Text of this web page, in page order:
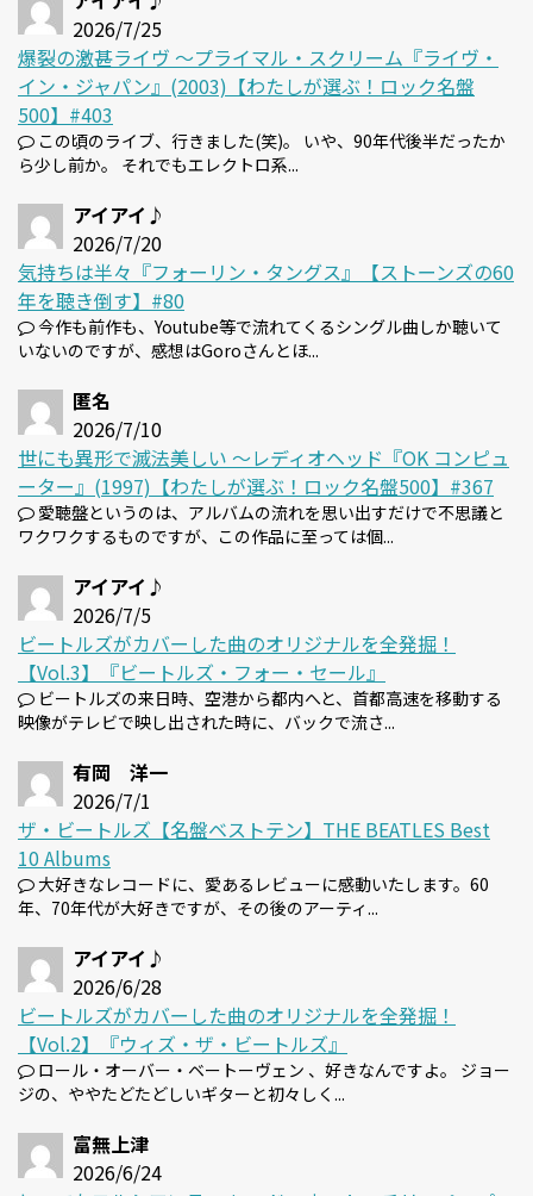
2026/7/25
爆裂の激甚ライヴ 〜プライマル・スクリーム『ライヴ・
イン・ジャパン』(2003)【わたしが選ぶ！ロック名盤
500】#403
この頃のライブ、行きました(笑)。 いや、90年代後半だったか
ら少し前か。 それでもエレクトロ系...
アイアイ♪
2026/7/20
気持ちは半々『フォーリン・タングス』【ストーンズの60
年を聴き倒す】#80
今作も前作も、Youtube等で流れてくるシングル曲しか聴いて
いないのですが、感想はGoroさんとほ...
匿名
2026/7/10
世にも異形で滅法美しい 〜レディオヘッド『OK コンピュ
ーター』(1997)【わたしが選ぶ！ロック名盤500】#367
愛聴盤というのは、アルバムの流れを思い出すだけで不思議と
ワクワクするものですが、この作品に至っては個...
アイアイ♪
2026/7/5
ビートルズがカバーした曲のオリジナルを全発掘！
【Vol.3】『ビートルズ・フォー・セール』
ビートルズの来日時、空港から都内へと、首都高速を移動する
映像がテレビで映し出された時に、バックで流さ...
有岡 洋一
2026/7/1
ザ・ビートルズ【名盤ベストテン】THE BEATLES Best
10 Albums
大好きなレコードに、愛あるレビューに感動いたします。60
年、70年代が大好きですが、その後のアーティ...
アイアイ♪
2026/6/28
ビートルズがカバーした曲のオリジナルを全発掘！
【Vol.2】『ウィズ・ザ・ビートルズ』
ロール・オーバー・ベートーヴェン 、好きなんですよ。 ジョー
ジの、ややたどたどしいギターと初々しく...
富無上津
2026/6/24